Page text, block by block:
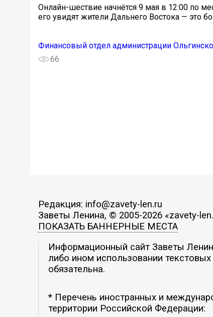
Онлайн-шествие начнётся 9 мая в 12:00 по
его увидят жители Дальнего Востока — это
Финансовый отдел администрации
66
Редакция: info@zavety-len.ru
Заветы Ленина, © 2005-2026 «zavety-
ПОКАЗАТЬ БАННЕРНЫЕ МЕСТА
Информационный сайт Заветы
либо ином использовании
обязательна.
* Перечень иностранных и
территории Российской Федерации: